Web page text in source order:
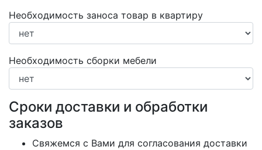
Необходимость заноса товар в квартиру
Необходимость сборки мебели
Сроки доставки и обработки
заказов
Свяжемся с Вами для согласования доставки